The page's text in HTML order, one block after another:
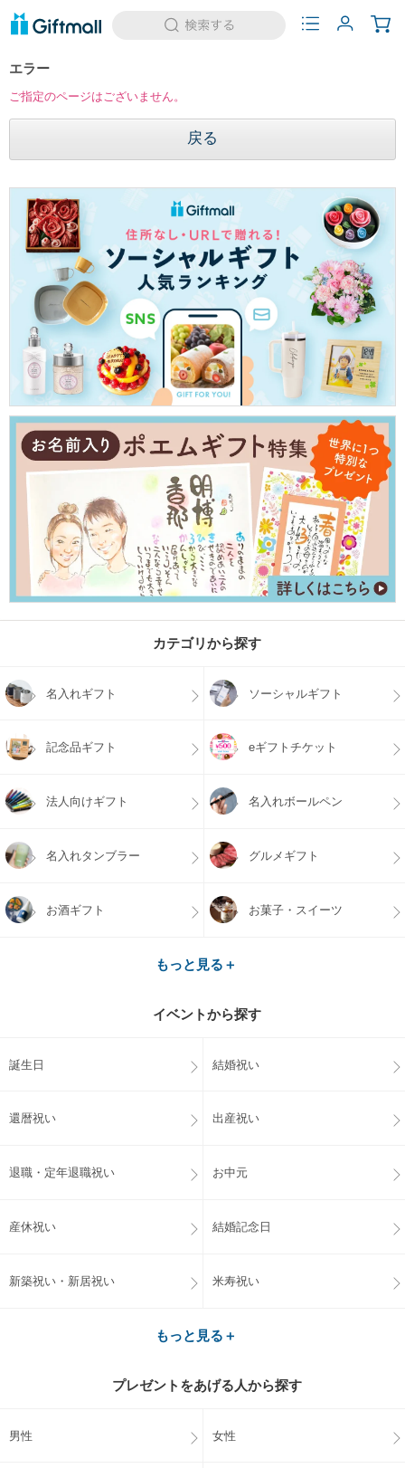
エラー
ご指定のページはございません。
戻る
カテゴリから探す
名入れギフト ソーシャルギフト
記念品ギフト eギフトチケット
法人向けギフト 名入れボールペン
名入れタンブラー グルメギフト
お酒ギフト お菓子・スイーツ
もっと見る＋
イベントから探す
誕生日 結婚祝い
還暦祝い 出産祝い
退職・定年退職祝い お中元
産休祝い 結婚記念日
新築祝い・新居祝い 米寿祝い
もっと見る＋
プレゼントをあげる人から探す
男性 女性